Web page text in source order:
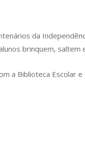
da
brinquem, saltem
a Biblioteca Escolar